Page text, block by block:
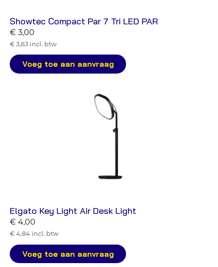
Showtec Compact Par 7 Tri LED PAR
€ 3,00
€ 3,63 incl. btw
Voeg toe aan aanvraag
Elgato Key Light Air Desk Light
€ 4,00
€ 4,84 incl. btw
Voeg toe aan aanvraag